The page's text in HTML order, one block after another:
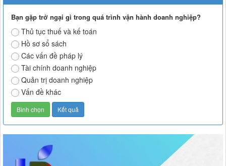
Bạn gặp trở ngại gì trong quá trình vận hành doanh nghiệp?
Thủ tục thuế và kế toán
Hồ sơ sổ sách
Các vấn đề pháp lý
Tài chính doanh nghiệp
Quản trị doanh nghiệp
Vấn đề khác